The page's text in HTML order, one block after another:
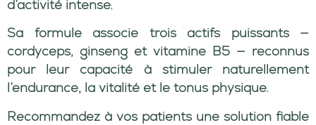
d’activité intense.
Sa formule associe trois actifs puissants —
cordyceps, ginseng et vitamine B5 — reconnus
pour leur capacité à stimuler naturellement
l’endurance, la vitalité et le tonus physique.
Recommandez à vos patients une solution fiable